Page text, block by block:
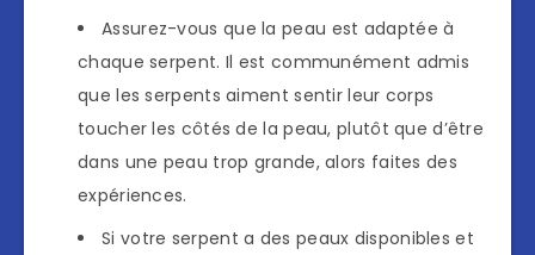
Assurez-vous que la peau est adaptée à
chaque serpent. Il est communément admis
que les serpents aiment sentir leur corps
toucher les côtés de la peau, plutôt que d’être
dans une peau trop grande, alors faites des
expériences.
Si votre serpent a des peaux disponibles et